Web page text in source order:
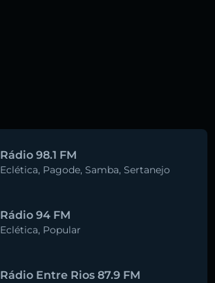
Rádio 98.1 FM
Eclética, Pagode, Samba, Sertanejo
Rádio 94 FM
Eclética, Popular
Rádio Entre Rios 87.9 FM